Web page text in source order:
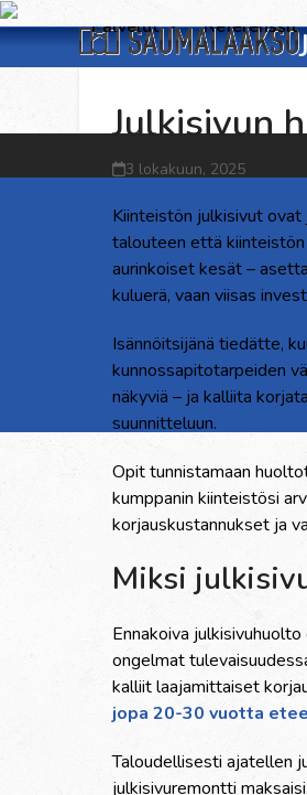
Skip
to
content
Palvelut Referenssit
Julkisivun
3 lokakuun, 2025
Kiinteistön julkisivut
talouteen että
aurinkoiset kesät –
kuluerä, vaan viisas
Isännöitsijänä tiedätte,
kunnossapitotarpeiden
näkyviä – ja kalliita
suunnitteluun.
Opit tunnistamaan
kumppanin kiinteistösi
korjauskustannukset ja
Miksi
Ennakoiva
ongelmat
kalliit laajamittaiset
jopa 20-30 vuotta
Taloudellisesti ajatellen
julkisivuremontti